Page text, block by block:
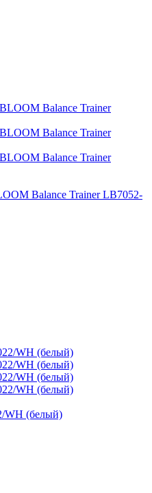
Balance Trainer LB7052-
WH (белый)